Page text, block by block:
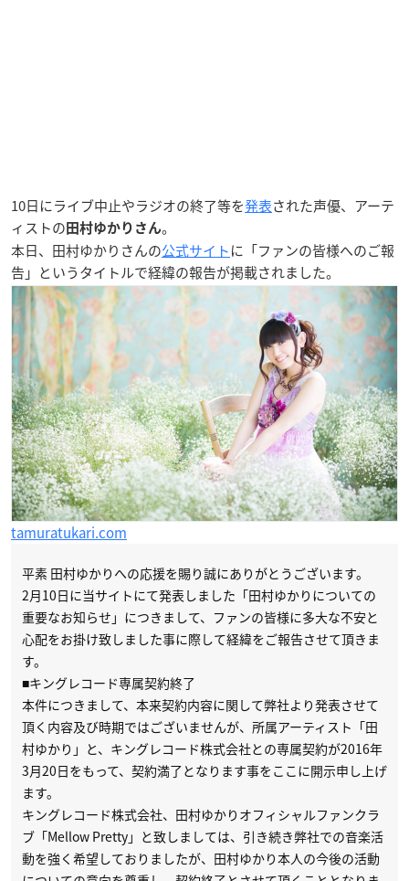
10日にライブ中止やラジオの終了等を発表された声優、アーテ
ィストの 田村ゆかりさん。
本日、田村ゆかりさんの公式サイトに「ファンの皆様へのご報
告 」というタイトルで経緯の報告が掲載されました。
tamuratukari.com
平素 田村ゆかりへの応援を賜り誠にありがとうございます。
2月10日に当サイトにて発表しました「田村ゆかりについての
重要なお知らせ」につきまして、ファンの皆様に多大な不安と
心配をお掛け致しました事に際して経緯をご報告させて頂きま
す。
■キングレコード専属契約終了
本件につきまして、本来契約内容に関して弊社より発表させて
頂く内容及び時期ではございませんが、所属アーティスト「田
村ゆかり」と、キングレコード株式会社との専属契約が2016年
3月20日をもって、契約満了となります事をここに開示申し上げ
ます。
キングレコード株式会社、田村ゆかりオフィシャルファンクラ
ブ「Mellow Pretty」と致しましては、引き続き弊社での音楽活
動を強く希望しておりましたが、田村ゆかり本人の今後の活動